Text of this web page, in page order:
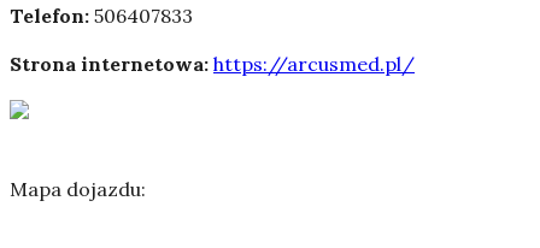
Telefon: 506407833
Strona internetowa: https://arcusmed.pl/
Mapa dojazdu: